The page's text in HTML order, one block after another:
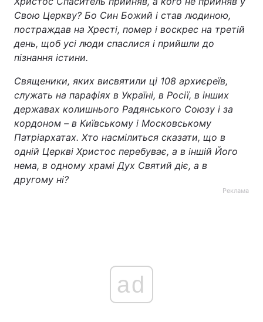
Свою Церкву? Бо Син Божий і став людиною,
постраждав на Хресті, помер і воскрес на третій
день, щоб усі люди спаслися і прийшли до
пізнання істини.
Священики, яких висвятили ці 108 архиєреїв,
служать на парафіях в Україні, в Росії, в інших
державах колишнього Радянського Союзу і за
кордоном – в Київському і Московському
Патріархатах. Хто насмілиться сказати, що в
одній Церкві Христос перебуває, а в іншій Його
нема, в одному храмі Дух Святий діє, а в
другому ні?
Реклама
ad